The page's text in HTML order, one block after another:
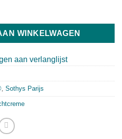
revitalisante190106
WINKELWAGEN
aan verlanglijst
, Sothys Parijs